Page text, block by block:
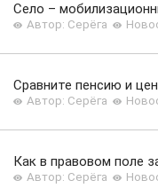
Село –
Автор: Серёга
Сравните пенсию и
Автор: Серёга
Как в правовом поле
Автор: Серёга